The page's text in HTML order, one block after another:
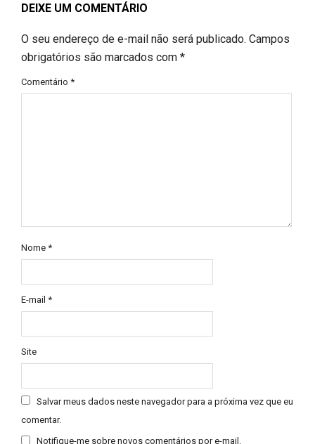
DEIXE UM COMENTÁRIO
O seu endereço de e-mail não será publicado. Campos
obrigatórios são marcados com *
Comentário *
Nome *
E-mail *
Site
Salvar meus dados neste navegador para a próxima vez que eu
comentar.
Notifique-me sobre novos comentários por e-mail.